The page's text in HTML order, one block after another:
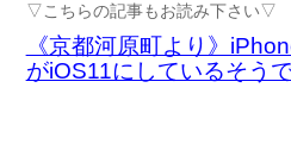
▽こちらの記事もお読み下さい▽
《京都河原町より》
がiOS11にしているそう